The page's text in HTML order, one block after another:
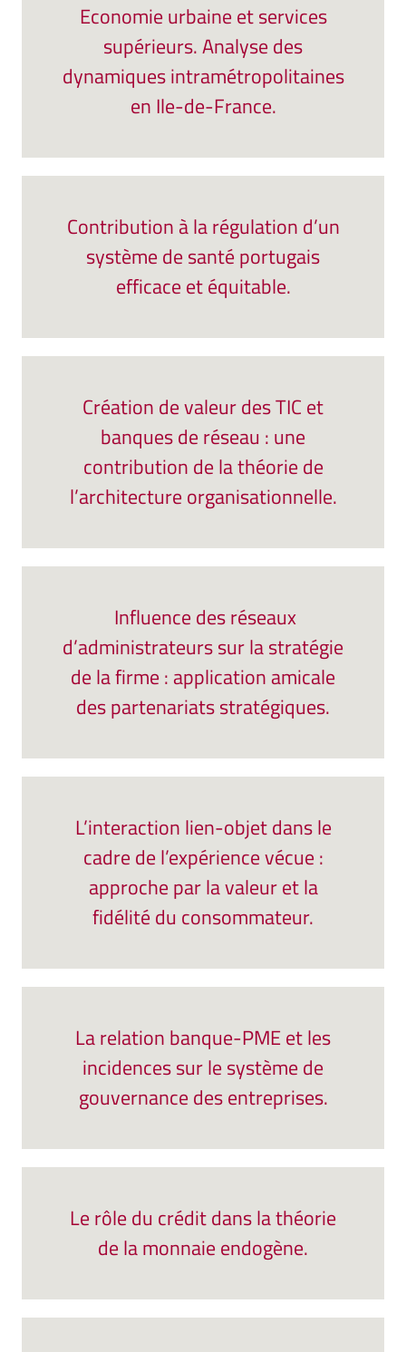
Economie urbaine et services
supérieurs. Analyse des
dynamiques intramétropolitaines
en Ile-de-France.
Contribution à la régulation d’un
système de santé portugais
efficace et équitable.
Création de valeur des TIC et
banques de réseau : une
contribution de la théorie de
l’architecture organisationnelle.
Influence des réseaux
d’administrateurs sur la stratégie
de la firme : application amicale
des partenariats stratégiques.
L’interaction lien-objet dans le
cadre de l’expérience vécue :
approche par la valeur et la
fidélité du consommateur.
La relation banque-PME et les
incidences sur le système de
gouvernance des entreprises.
Le rôle du crédit dans la théorie
de la monnaie endogène.